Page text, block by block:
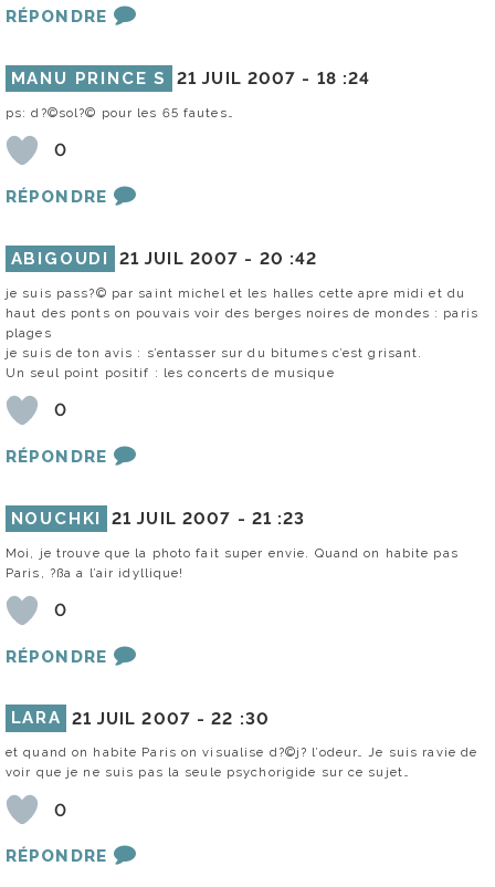
RÉPONDRE
MANU PRINCE S 21 JUIL 2007 - 18 :24
ps: d?©sol?© pour les 65 fautes…
0
RÉPONDRE
ABIGOUDI 21 JUIL 2007 - 20 :42
je suis pass?© par saint michel et les halles cette apre midi et du
haut des ponts on pouvais voir des berges noires de mondes : paris
plages
je suis de ton avis : s’entasser sur du bitumes c’est grisant.
Un seul point positif : les concerts de musique
0
RÉPONDRE
NOUCHKI 21 JUIL 2007 - 21 :23
Moi, je trouve que la photo fait super envie. Quand on habite pas
Paris, ?ßa a l’air idyllique!
0
RÉPONDRE
LARA 21 JUIL 2007 -22 :30
et quand on habite Paris on visualise d?©j? l’odeur… Je suis ravie de
voir que je ne suis pas la seule psychorigide sur ce sujet…
0
RÉPONDRE